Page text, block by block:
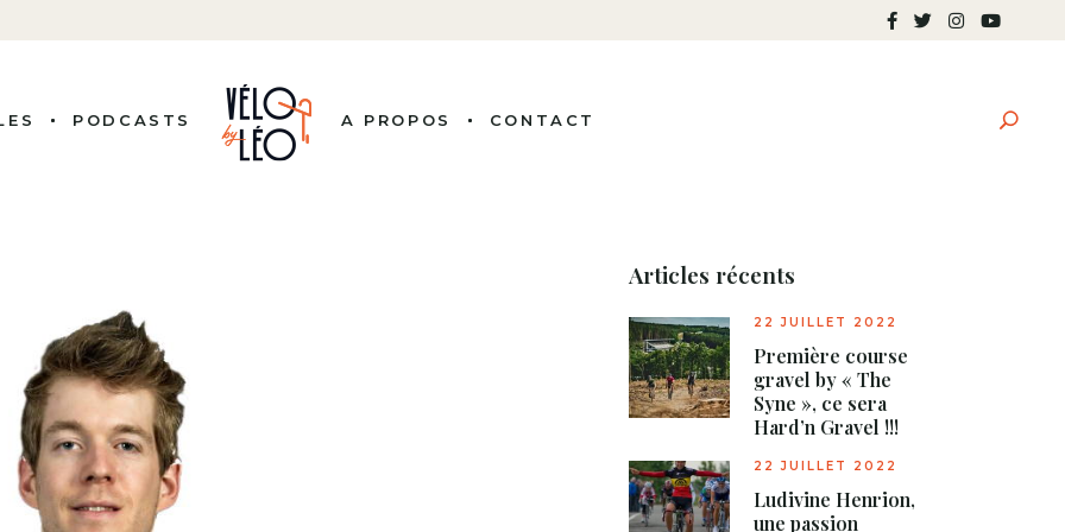
VÉLO
PRO
BY LEO
PODCASTS A PROPOS CONTACT
Articles récents
22 JUILLET 2022
Première course
gravel by « The
Syne », ce sera
Hard’n Gravel !!!
22 JUILLET 2022
Ludivine Henrion,
une passion